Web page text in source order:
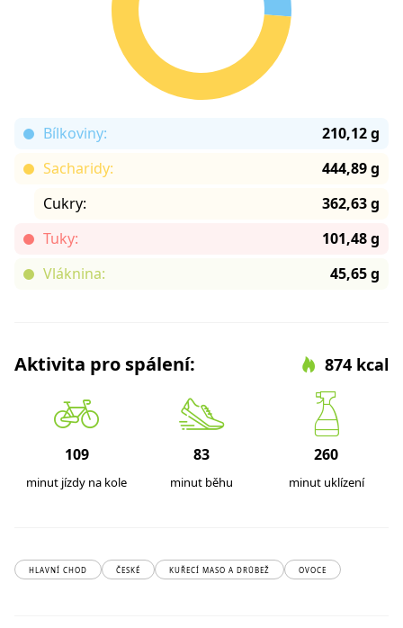
Bílkoviny:
210,12 g
Sacharidy:
444,89 g
Cukry:
362,63 g
Tuky:
101,48 g
Vláknina:
45,65 g
Aktivita pro spálení: 874 kcal
109
minut jízdy na kole
83
minut běhu
260
minut uklízení
HLAVNÍ CHOD ČESKÉ KUŘECÍ MASO A DRŮBEŽ OVOCE